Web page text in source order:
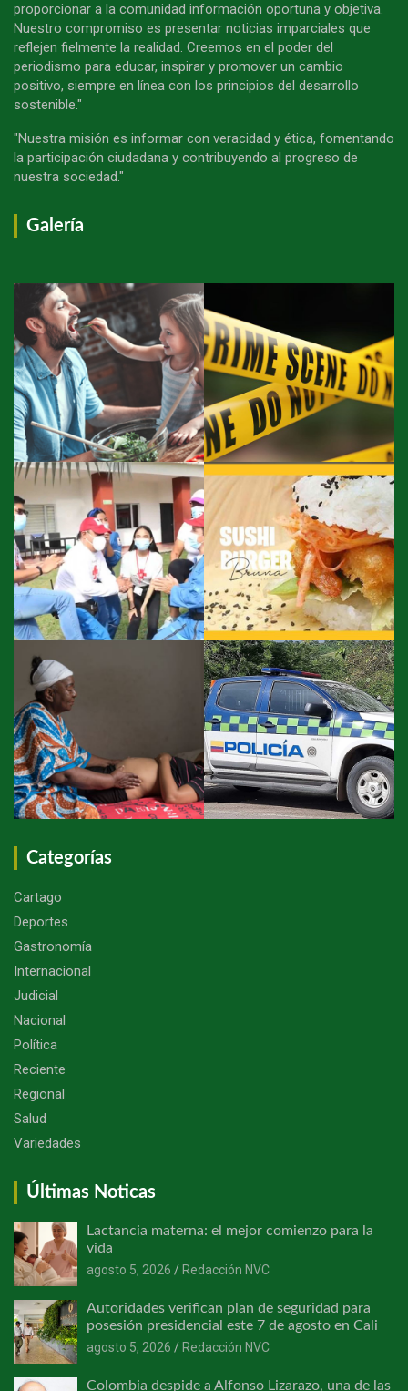
proporcionar a la comunidad información oportuna y objetiva.
Nuestro compromiso es presentar noticias imparciales que
reflejen fielmente la realidad. Creemos en el poder del
periodismo para educar, inspirar y promover un cambio
positivo, siempre en línea con los principios del desarrollo
sostenible."
"Nuestra misión es informar con veracidad y ética, fomentando
la participación ciudadana y contribuyendo al progreso de
nuestra sociedad."
Galería
Categorías
Cartago
Deportes
Gastronomía
Internacional
Judicial
Nacional
Política
Reciente
Regional
Salud
Variedades
Últimas Noticas
Lactancia materna: el mejor comienzo para la
vida
agosto 5, 2026
Redacción NVC
Autoridades verifican plan de seguridad para
posesión presidencial este 7 de agosto en Cali
agosto 5, 2026
Redacción NVC
Colombia despide a Alfonso Lizarazo, una de las